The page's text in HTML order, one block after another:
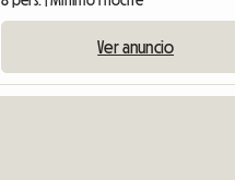
Ver anuncio